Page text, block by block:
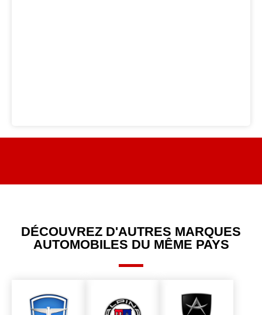
DÉCOUVREZ D'AUTRES MARQUES
AUTOMOBILES DU MÊME PAYS